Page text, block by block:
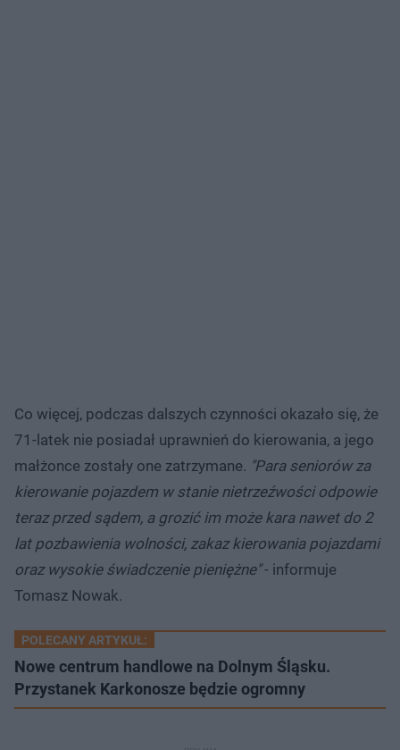
Co więcej, podczas dalszych czynności okazało się, że
71-latek nie posiadał uprawnień do kierowania, a jego
małżonce zostały one zatrzymane. "Para seniorów za
kierowanie pojazdem w stanie nietrzeźwości odpowie
teraz przed sądem, a grozić im może kara nawet do 2
lat pozbawienia wolności, zakaz kierowania pojazdami
oraz wysokie świadczenie pieniężne"- informuje
Tomasz Nowak.
POLECANY ARTYKUŁ:
Nowe centrum handlowe na Dolnym Śląsku.
Przystanek Karkonosze będzie ogromny